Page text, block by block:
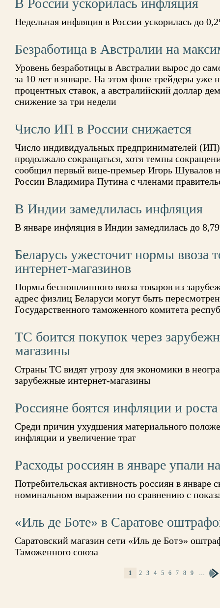
В России ускорилась инфляция
Недельная инфляция в России ускорилась до
Безработица в Австралии на
Уровень безработицы в Австралии вырос до
за 10 лет в январе. На этом фоне трейдеры уже
процентных ставок, а австралийский доллар
снижение за три недели
Число ИП в России снижается
Число индивидуальных предпринимателей (ИП)
продолжало сокращаться, хотя темпы
сообщил первый вице-премьер Игорь Шувалов
России Владимира Путина с членами
В Индии замедлилась инфляция
В январе инфляция в Индии замедлилась до
Беларусь ужесточит нормы ввоза
интернет-магазинов
Нормы беспошлинного ввоза товаров из
адрес физлиц Беларуси могут быть
Государственного таможенного комитета
ТС боится покупок через
магазины
Страны ТС видят угрозу для экономики в
зарубежные интернет-магазины
Россияне боятся инфляции и роста
Среди причин ухудшения материального
инфляции и увеличение трат
Расходы россиян в январе упали
Потребительская активность россиян в январе
номинальном выражении по сравнению с
«Иль де Боте» в Саратове
Саратовский магазин сети «Иль де Ботэ»
Таможенного союза
1 2 3 4 5 6 7 8 9 …